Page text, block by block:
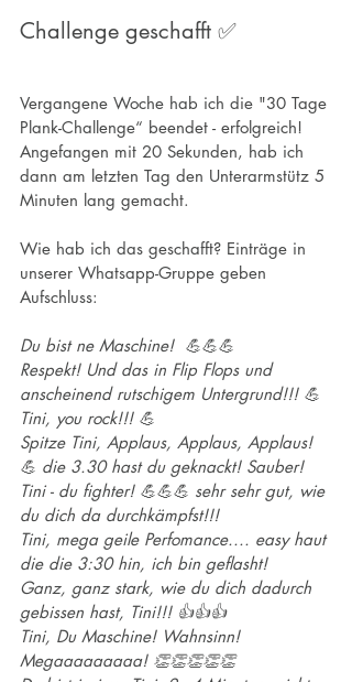
Challenge geschafft ✅
Vergangene Woche hab ich die "30 Tage
Plank-Challenge“ beendet - erfolgreich!
Angefangen mit 20 Sekunden, hab ich
dann am letzten Tag den Unterarmstütz 5
Minuten lang gemacht.
Wie hab ich das geschafft? Einträge in
unserer Whatsapp-Gruppe geben
Aufschluss:
Du bist ne Maschine!  💪💪💪
Respekt! Und das in Flip Flops und
anscheinend rutschigem Untergrund!!! 💪
Tini, you rock!!! 💪
Spitze Tini, Applaus, Applaus, Applaus!
💪 die 3.30 hast du geknackt! Sauber!
Tini - du fighter! 💪💪💪 sehr sehr gut, wie
du dich da durchkämpfst!!!
Tini, mega geile Perfomance.... easy haut
die die 3:30 hin, ich bin geflasht!
Ganz, ganz stark, wie du dich dadurch
gebissen hast, Tini!!! 👍👍👍
Tini, Du Maschine! Wahnsinn!
Megaaaaaaaaa! 👏👏👏👏👏